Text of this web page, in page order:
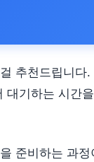
추천드립니다
대기하는 시간
준비하는 과